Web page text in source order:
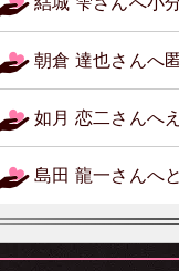
朝倉 達也さんへ
如月 恋二さんへ
島田 龍一さんへ